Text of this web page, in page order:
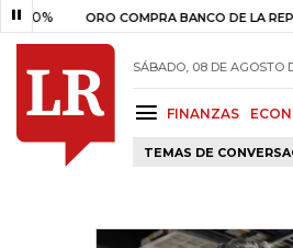
ORO COMPRA BANCO DE LA
SÁBADO, 08 DE AGOSTO
FINANZAS
TEMAS DE